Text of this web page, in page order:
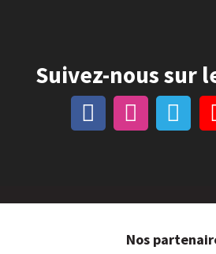
Suivez-nous sur
Nos